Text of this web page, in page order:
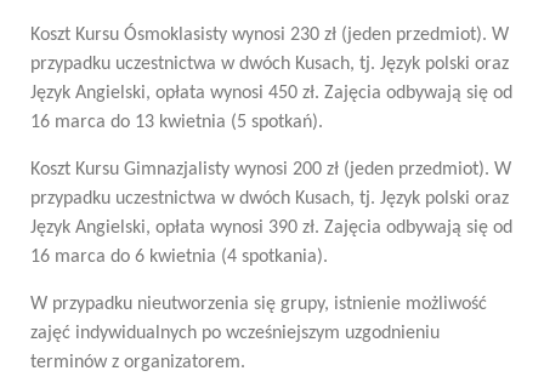
Koszt Kursu Ósmoklasisty wynosi 230 zł (jeden przedmiot). W
przypadku uczestnictwa w dwóch Kusach, tj. Język polski oraz
Język Angielski, opłata wynosi 450 zł. Zajęcia odbywają się od
16 marca do 13 kwietnia (5 spotkań).
Koszt Kursu Gimnazjalisty wynosi 200 zł (jeden przedmiot). W
przypadku uczestnictwa w dwóch Kusach, tj. Język polski oraz
Język Angielski, opłata wynosi 390 zł. Zajęcia odbywają się od
16 marca do 6 kwietnia (4 spotkania).
W przypadku nieutworzenia się grupy, istnienie możliwość
zajęć indywidualnych po wcześniejszym uzgodnieniu
terminów z organizatorem.